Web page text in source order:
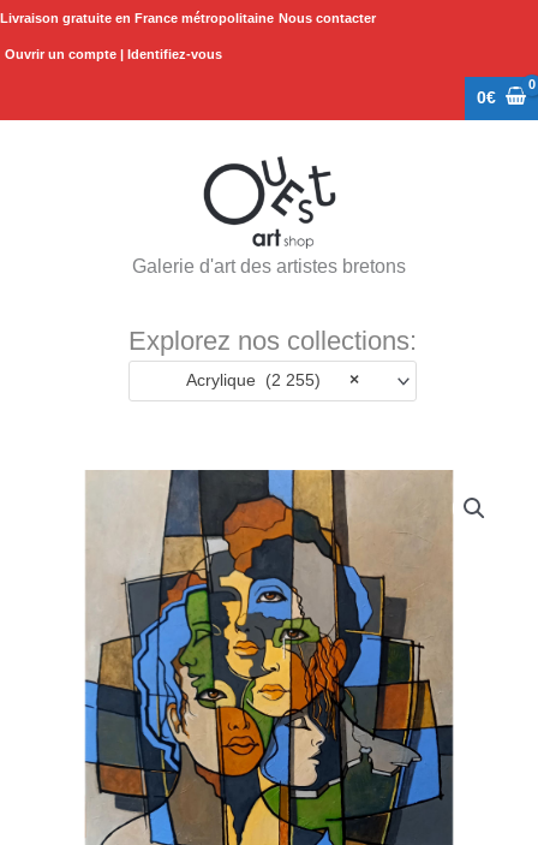
Aller
Livraison gratuite en France métropolitaine Nous contacter
Ouvrir un compte | Identifiez-vous
0€
Galerie d'art des artistes bretons
Explorez nos collections:
×
Acrylique (2 255)